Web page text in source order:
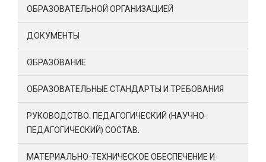
ОБРАЗОВАТЕЛЬНОЙ ОРГАНИЗАЦИЕЙ
ДОКУМЕНТЫ
ОБРАЗОВАНИЕ
ОБРАЗОВАТЕЛЬНЫЕ СТАНДАРТЫ И ТРЕБОВАНИЯ
РУКОВОДСТВО. ПЕДАГОГИЧЕСКИЙ (НАУЧНО-
ПЕДАГОГИЧЕСКИЙ) СОСТАВ.
МАТЕРИАЛЬНО-ТЕХНИЧЕСКОЕ ОБЕСПЕЧЕНИЕ И